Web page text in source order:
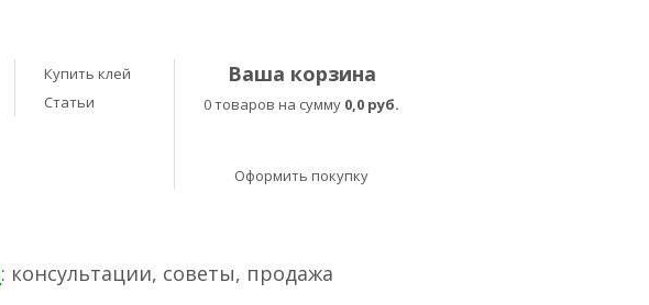
Купить клей
Статьи
Ваша корзина
0 товаров на сумму 0,0 руб.
Оформить покупку
: консультации, советы, продажа